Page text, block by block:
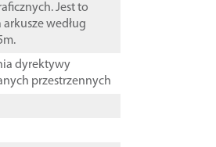
Jest to
według
dyrektywy
przestrzennych